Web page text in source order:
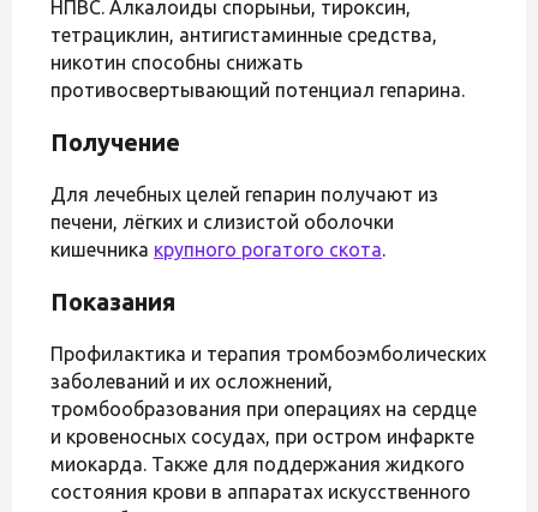
НПВС. Алкалоиды спорыньи, тироксин,
тетрациклин, антигистаминные средства,
никотин способны снижать
противосвертывающий потенциал гепарина.
Получение
Для лечебных целей гепарин получают из
печени, лёгких и слизистой оболочки
кишечника крупного рогатого скота.
Показания
Профилактика и терапия тромбоэмболических
заболеваний и их осложнений,
тромбообразования при операциях на сердце
и кровеносных сосудах, при остром инфаркте
миокарда. Также для поддержания жидкого
состояния крови в аппаратах искусственного